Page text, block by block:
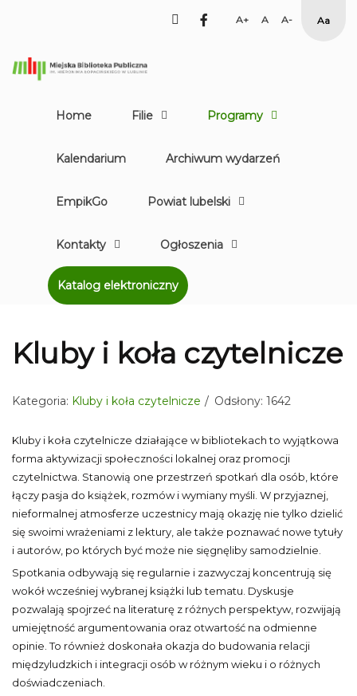
facebook
Set Set
Smaller
High
Home Filie Programy
Kalendarium Archiwum wydarzeń
EmpikGo Powiat lubelski
Kontakty Ogłoszenia
Katalog elektroniczny
Kluby i koła czytelnicze
Kategoria: Kluby i koła czytelnicze Odsłony: 1642
Kluby i koła czytelnicze działające w bibliotekach to wyjątkowa
forma aktywizacji społeczności lokalnej oraz promocji
czytelnictwa. Stanowią one przestrzeń spotkań dla osób, które
łączy pasja do książek, rozmów i wymiany myśli. W przyjaznej,
nieformalnej atmosferze uczestnicy mają okazję nie tylko dzielić
się swoimi wrażeniami z lektury, ale także poznawać nowe tytuły
i autorów, po których być może nie sięgnęliby samodzielnie.
Spotkania odbywają się regularnie i zazwyczaj koncentrują się
wokół wcześniej wybranej książki lub tematu. Dyskusje
pozwalają spojrzeć na literaturę z różnych perspektyw, rozwijają
umiejętność argumentowania oraz otwartość na odmienne
opinie. To również doskonała okazja do budowania relacji
międzyludzkich i integracji osób w różnym wieku i o różnych
doświadczeniach.